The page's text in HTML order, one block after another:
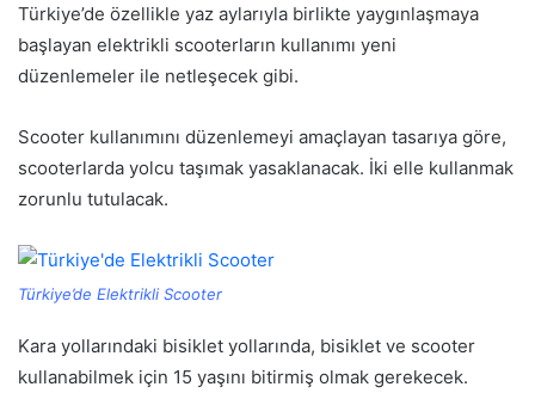
Türkiye’de özellikle yaz aylarıyla birlikte yaygınlaşmaya
başlayan elektrikli scooterların kullanımı yeni
düzenlemeler ile netleşecek gibi.
Scooter kullanımını düzenlemeyi amaçlayan tasarıya göre,
scooterlarda yolcu taşımak yasaklanacak. İki elle kullanmak
zorunlu tutulacak.
Türkiye’de Elektrikli Scooter
Kara yollarındaki bisiklet yollarında, bisiklet ve scooter
kullanabilmek için 15 yaşını bitirmiş olmak gerekecek.